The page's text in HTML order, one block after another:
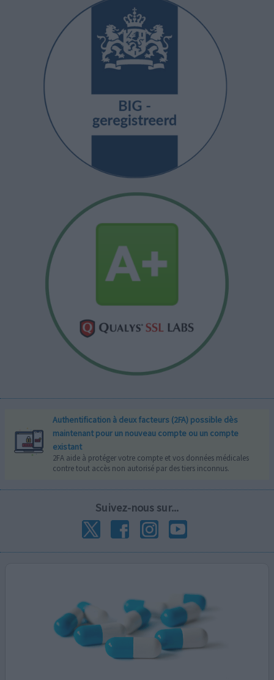
Authentification à deux facteurs (2FA) possible dès
maintenant pour un nouveau compte ou un compte
existant
2FA aide à protéger votre compte et vos données médicales
contre tout accès non autorisé par des tiers inconnus.
Suivez-nous sur...